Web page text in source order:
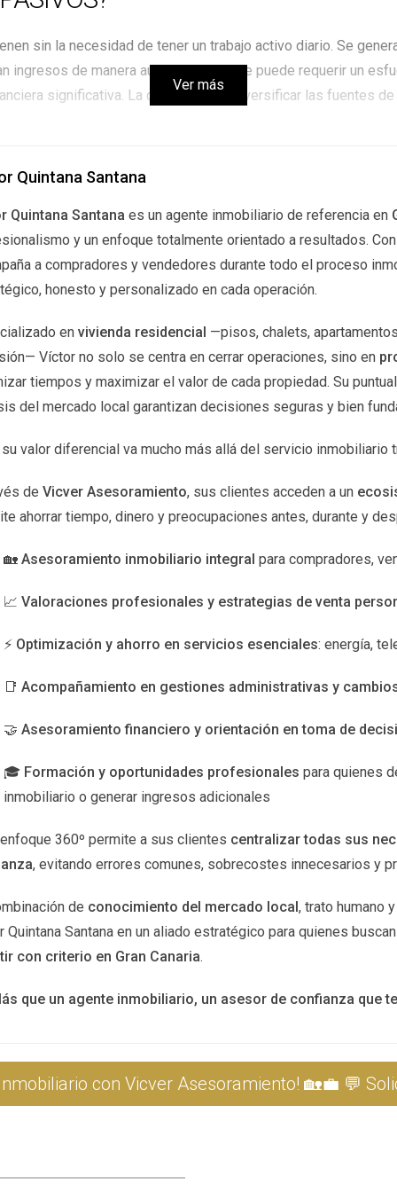
sin la necesidad de tener un trabajo activo diario. Se
ingresos de manera autónoma. Aunque puede requerir un
significativa. La clave está en diversificar las fuentes
pasivos, cada una con sus ventajas y desventajas. A
clásica de generar ingresos pasivos. Al adquirir un inmueble
realizar un análisis exhaustivo del mercado y de la
la ubicación: las propiedades en zonas de alta demanda
línea se ha vuelto accesible para muchos. Existen múltiples
una audiencia leal y utilizar herramientas de marketing digital
es otra estrategia efectiva para generar ingresos
proporcionar un flujo de ingresos constante. Es
ingresos a través de publicidad, patrocinios o ventas
audiencia. Además, optimizar tu contenido para SEO puede
EN INGRESOS PASIVOS
liberarme de un trabajo que no amaba, generando un
años y, tras un cuidadoso análisis y una estrategia de
en la selección de propiedades y su gestión proactiva le
y, con dedicación a la creación de contenido de calidad, ha
más inteligentes que he tomado. Los
Ver más
Quintana Santana
Quintana Santana es un agente inmobiliario de referencia en
y un enfoque totalmente orientado a resultados.
a compradores y vendedores durante todo el proceso
honesto y personalizado en cada operación.
en vivienda residencial —pisos, chalets,
Víctor no solo se centra en cerrar operaciones, sino en
tiempos y maximizar el valor de cada propiedad. Su
del mercado local garantizan decisiones seguras y bien
valor diferencial va mucho más allá del servicio inmobiliario
de Vicver Asesoramiento, sus clientes acceden a un
ahorrar tiempo, dinero y preocupaciones antes, durante y
🏡 Asesoramiento inmobiliario integral para compradores,
📈 Valoraciones profesionales y estrategias de venta
⚡ Optimización y ahorro en servicios esenciales: energía,
📑 Acompañamiento en gestiones administrativas y
🤝 Asesoramiento financiero y orientación en toma de
🎓 Formación y oportunidades profesionales para quienes
inmobiliario o generar ingresos adicionales
360º permite a sus clientes centralizar todas sus
, evitando errores comunes, sobrecostes innecesarios y
de conocimiento del mercado local, trato humano
Quintana Santana en un aliado estratégico para quienes buscan
con criterio en Gran Canaria.
que un agente inmobiliario, un asesor de confianza que
con Vicver Asesoramiento! 🏡💼 💬